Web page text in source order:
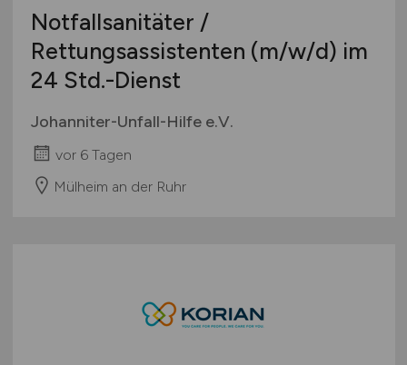
Notfallsanitäter /
Rettungsassistenten (m/w/d) im
24 Std.-Dienst
Johanniter-Unfall-Hilfe e.V.
vor 6 Tagen
Mülheim an der Ruhr